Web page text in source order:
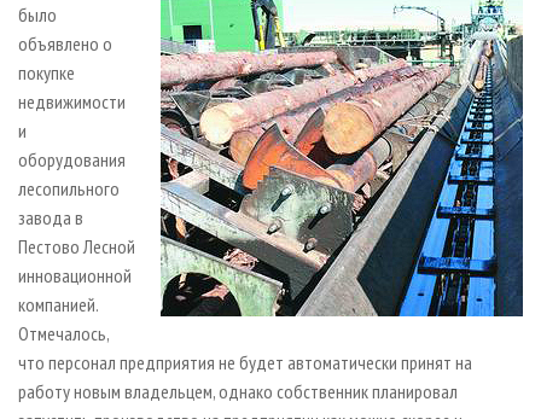
было
объявлено о
покупке
недвижимости
и
оборудования
лесопильного
завода в
Пестово Лесной
инновационной
компанией.
Отмечалось,
что персонал предприятия не будет автоматически принят на
работу новым владельцем, однако собственник планировал